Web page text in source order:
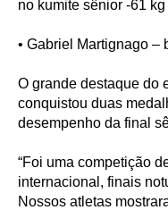
no kumite sênior -61 kg
• Gabriel Martignago –
O grande destaque do
conquistou duas
desempenho da final
“Foi uma competição
internacional, finais
Nossos atletas